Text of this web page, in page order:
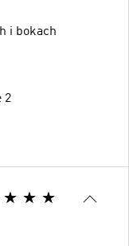
i bokach
2